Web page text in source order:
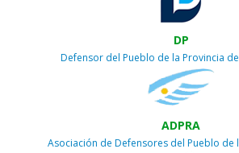
DP
Defensor del Pueblo de la Provincia
ADPRA
Asociación de Defensores del Pueblo de